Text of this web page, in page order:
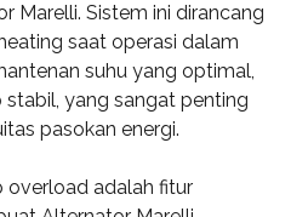
Marelli. Sistem ini dirancang
saat operasi dalam
suhu yang optimal,
yang sangat penting
pasokan energi.
overload adalah fitur